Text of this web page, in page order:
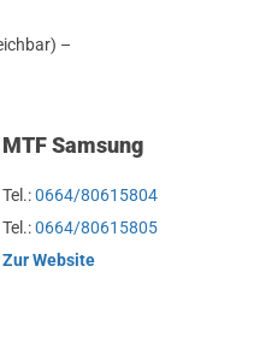
–
MTF Samsung
Tel.:0664/80615804
Tel.:0664/80615805
Zur Website